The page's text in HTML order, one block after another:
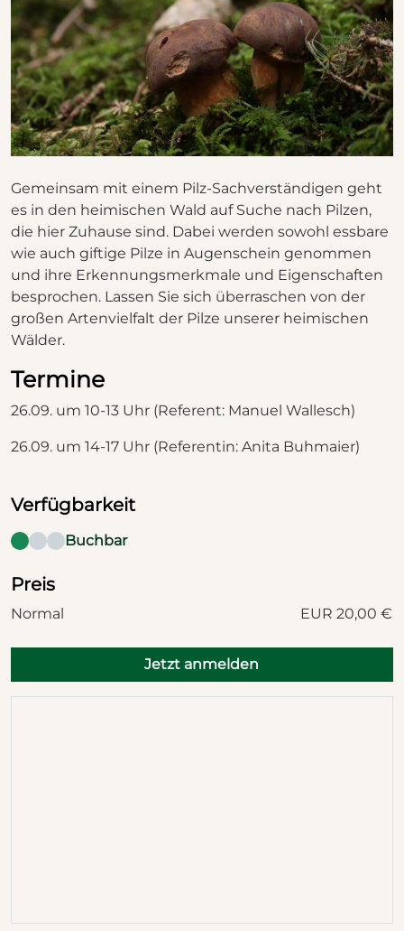
Gemeinsam mit einem Pilz-Sachverständigen geht
es in den heimischen Wald auf Suche nach Pilzen,
die hier Zuhause sind. Dabei werden sowohl essbare
wie auch giftige Pilze in Augenschein genommen
und ihre Erkennungsmerkmale und Eigenschaften
besprochen. Lassen Sie sich überraschen von der
großen Artenvielfalt der Pilze unserer heimischen
Wälder.
Termine
26.09. um 10-13 Uhr (Referent: Manuel Wallesch)
26.09. um 14-17 Uhr (Referentin: Anita Buhmaier)
Verfügbarkeit
Buchbar
Preis
Normal EUR 20,00 €
Jetzt anmelden